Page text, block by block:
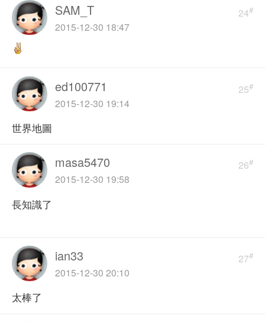
24#
SAM_T
2015-12-30 18:47
25#
ed100771
2015-12-30 19:14
世界地圖
26#
masa5470
2015-12-30 19:58
長知識了
27#
ian33
2015-12-30 20:10
太棒了